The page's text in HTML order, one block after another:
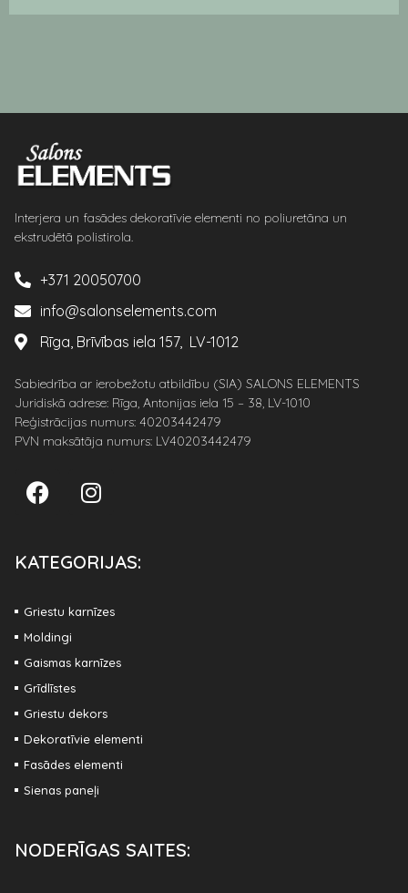
Interjera un fasādes dekoratīvie elementi no poliuretāna un
ekstrudētā polistirola.
+371 20050700
info@salonselements.com
Rīga, Brīvības iela 157, LV-1012
Sabiedrība ar ierobežotu atbildību (SIA) SALONS ELEMENTS
Juridiskā adrese: Rīga, Antonijas iela 15 – 38, LV-1010
Reģistrācijas numurs: 40203442479
PVN maksātāja numurs: LV40203442479
KATEGORIJAS:
Griestu karnīzes
Moldingi
Gaismas karnīzes
Grīdlīstes
Griestu dekors
Dekoratīvie elementi
Fasādes elementi
Sienas paneļi
NODERĪGAS SAITES: